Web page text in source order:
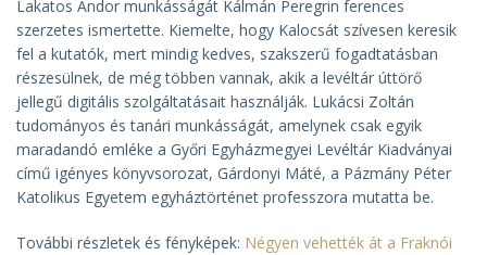
Lakatos Andor munkásságát Kálmán Peregrin ferences
szerzetes ismertette. Kiemelte, hogy Kalocsát szívesen keresik
fel a kutatók, mert mindig kedves, szakszerű fogadtatásban
részesülnek, de még többen vannak, akik a levéltár úttörő
jellegű digitális szolgáltatásait használják. Lukácsi Zoltán
tudományos és tanári munkásságát, amelynek csak egyik
maradandó emléke a Győri Egyházmegyei Levéltár Kiadványai
című igényes könyvsorozat, Gárdonyi Máté, a Pázmány Péter
Katolikus Egyetem egyháztörténet professzora mutatta be.
További részletek és fényképek: Négyen vehették át a Fraknói